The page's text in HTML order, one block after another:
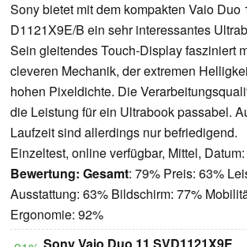
Sony bietet mit dem kompakten Vaio Duo
D1121X9E/B ein sehr interessantes
Sein gleitendes Touch-Display fasziniert
cleveren Mechanik, der extremen
hohen Pixeldichte. Die
die Leistung für ein Ultrabook passabel.
Laufzeit sind allerdings nur befriedigend.
Einzeltest, online verfügbar, Mittel,
Bewertung: Gesamt: 79% Preis: 63%
Ausstattung: 63% Bildschirm: 77%
Ergonomie: 92%